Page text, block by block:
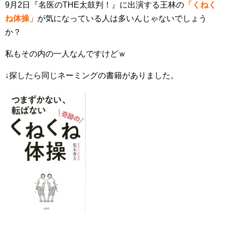
9月2日『名医のTHE太鼓判！』に出演する王林の 「くねく
ね体操」 が気になっている人は多いんじゃないでしょう
か？
私もその内の一人なんですけどｗ
↓探したら同じネーミングの書籍がありました。